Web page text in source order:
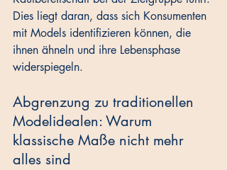
Dies liegt daran, dass sich Konsumenten
mit Models identifizieren können, die
ihnen ähneln und ihre Lebensphase
widerspiegeln.
Abgrenzung zu traditionellen
Modelidealen: Warum
klassische Maße nicht mehr
alles sind